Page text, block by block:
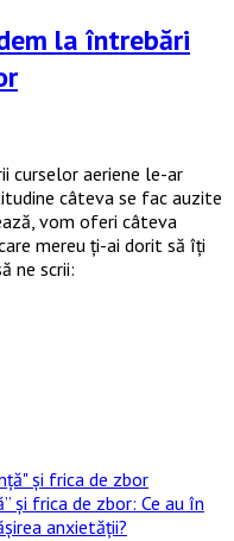
la întrebări
curselor aeriene le-ar
câteva se fac auzite
vom oferi câteva
mereu ți-ai dorit să îți
ne scrii:
și frica de zbor: Ce au în
anxietății?